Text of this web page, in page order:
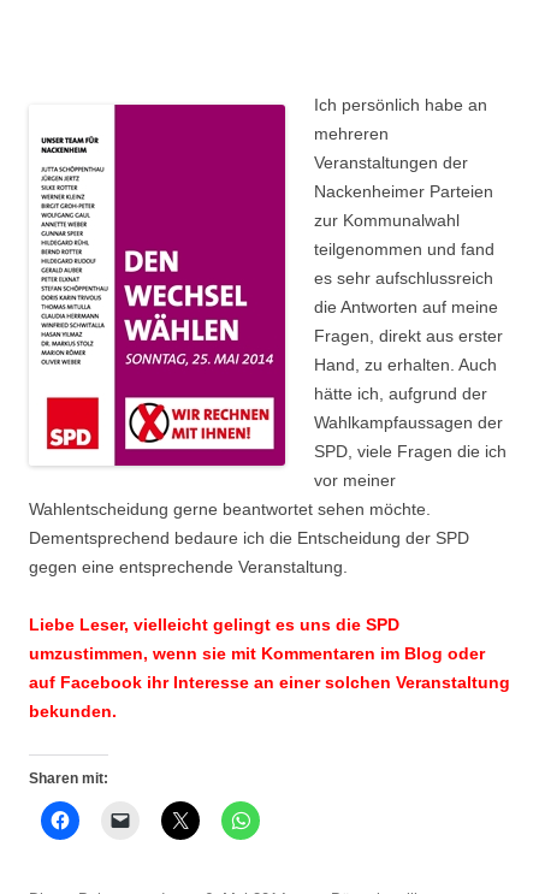
Ich persönlich habe an
mehreren
Veranstaltungen der
Nackenheimer Parteien
zur Kommunalwahl
teilgenommen und fand
es sehr aufschlussreich
die Antworten auf meine
Fragen, direkt aus erster
Hand, zu erhalten. Auch
hätte ich, aufgrund der
Wahlkampfaussagen der
SPD, viele Fragen die ich
vor meiner
Wahlentscheidung gerne beantwortet sehen möchte.
Dementsprechend bedaure ich die Entscheidung der SPD
gegen eine entsprechende Veranstaltung.
Liebe Leser, vielleicht gelingt es uns die SPD
umzustimmen, wenn sie mit Kommentaren im Blog oder
auf Facebook ihr Interesse an einer solchen Veranstaltung
bekunden.
Sharen mit: